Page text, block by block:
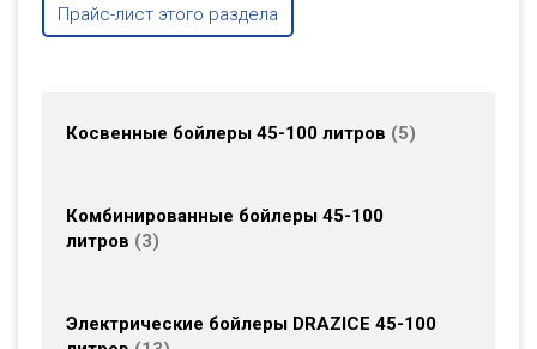
Прайс-лист этого раздела
Косвенные бойлеры 45-100 литров 5
Комбинированные бойлеры 45-100
литров
3
Электрические бойлеры DRAZICE 45-100